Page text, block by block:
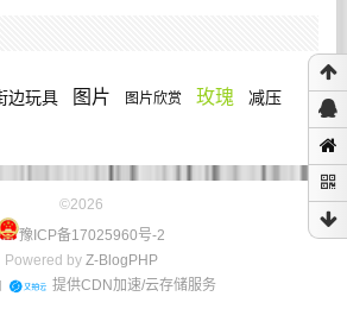
边玩具 图片 图片欣赏 玫瑰 减压
©2026
豫ICP备17025960号-2
Powered by Z-BlogPHP
提供CDN加速/云存储服务